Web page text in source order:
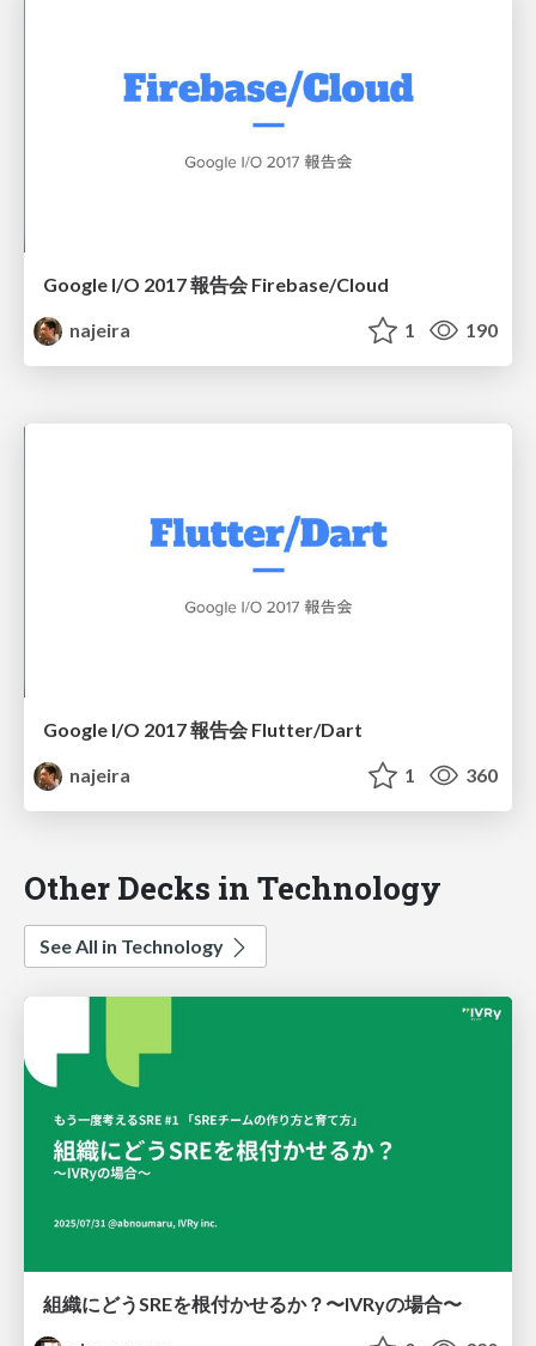
Google I/O 2017 報告会 Firebase/Cloud
najeira
1 190
Google I/O 2017 報告会 Flutter/Dart
najeira
1 360
Other Decks in Technology
See All in Technology
組織にどうSREを根付かせるか？〜IVRyの場合〜